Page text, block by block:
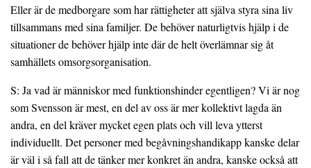
Eller är de medborgare som har rättigheter att själva styra sina liv
tillsammans med sina familjer. De behöver naturligtvis hjälp i de
situationer de behöver hjälp inte där de helt överlämnar sig åt
samhällets omsorgsorganisation.
S: Ja vad är människor med funktionshinder egentligen? Vi är nog
som Svensson är mest, en del av oss är mer kollektivt lagda än
andra, en del kräver mycket egen plats och vill leva ytterst
individuellt. Det personer med begåvningshandikapp kanske delar
är väl i så fall att de tänker mer konkret än andra, kanske också att